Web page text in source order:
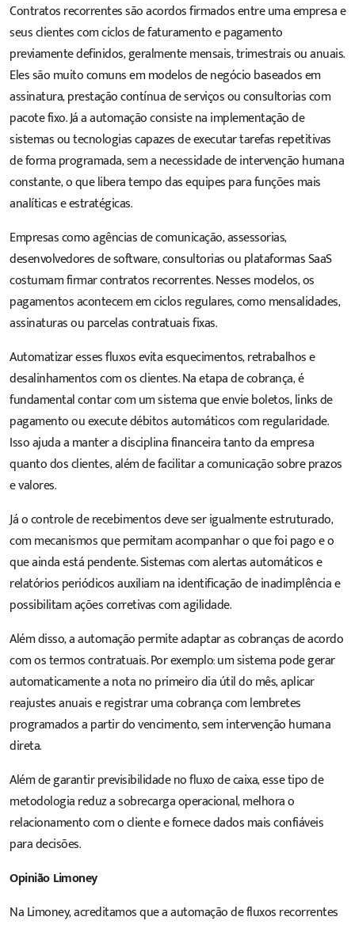
Contratos recorrentes são acordos firmados entre uma empresa e
seus clientes com ciclos de faturamento e pagamento
previamente definidos, geralmente mensais, trimestrais ou anuais.
Eles são muito comuns em modelos de negócio baseados em
assinatura, prestação contínua de serviços ou consultorias com
pacote fixo. Já aautomaçãoconsiste na implementação de
sistemas ou tecnologias capazes de executar tarefas repetitivas
de forma programada, sem a necessidade de intervenção humana
constante, o que libera tempo das equipes para funções mais
analíticas e estratégicas.
Empresas como agências de comunicação, assessorias,
desenvolvedores de software, consultorias ou plataformasSaaS
costumam firmar contratos recorrentes. Nesses modelos, os
pagamentos acontecem em ciclos regulares, como mensalidades,
assinaturas ou parcelas contratuais fixas.
Automatizar esses fluxos evita esquecimentos, retrabalhos e
desalinhamentos com os clientes. Na etapa de cobrança, é
fundamental contar com um sistema que envie boletos, links de
pagamento ou execute débitos automáticos com regularidade.
Isso ajuda a manter a disciplina financeira tanto da empresa
quanto dos clientes, além de facilitar a comunicação sobre prazos
e valores.
Já o controle de recebimentos deve ser igualmente estruturado,
com mecanismos que permitam acompanhar o que foi pago e o
que ainda está pendente. Sistemas com alertas automáticos e
relatórios periódicos auxiliam na identificação de inadimplência e
possibilitam ações corretivas com agilidade.
Além disso, a automação permite adaptar as cobranças de acordo
com os termos contratuais. Por exemplo: um sistema pode gerar
automaticamente a nota no primeiro dia útil do mês, aplicar
reajustes anuais e registrar uma cobrança com lembretes
programados a partir do vencimento, sem intervenção humana
direta.
Além de garantir previsibilidade no fluxo de caixa, esse tipo de
metodologia reduz a sobrecarga operacional, melhora o
relacionamento com o cliente e fornece dados mais confiáveis
para decisões.
Opinião Limoney
Na Limoney, acreditamos que a automação de fluxos recorrentes